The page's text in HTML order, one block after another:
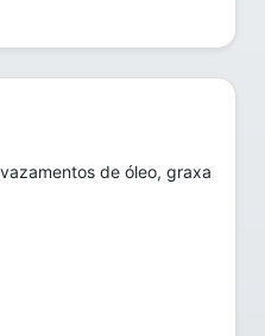
de óleo, graxa